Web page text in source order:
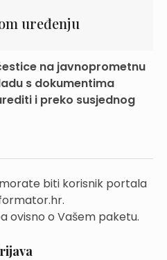
uređenju
na javnoprometnu
s dokumentima
i preko susjednog
biti korisnik portala
ovisno o Vašem paketu.